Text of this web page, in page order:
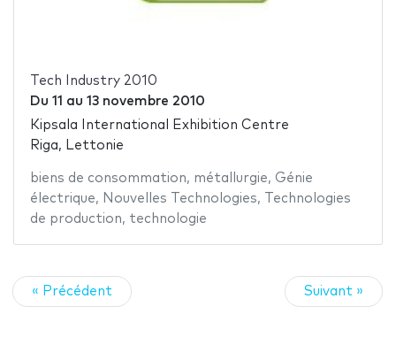
Tech Industry 2010
Du 11 au 13 novembre 2010
Kipsala International Exhibition Centre
Riga, Lettonie
biens de consommation, métallurgie, Génie
électrique, Nouvelles Technologies,
Technologies
de production, technologie
« Précédent Suivant »